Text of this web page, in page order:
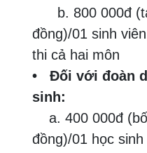
b. 800 000đ
đồng)/01 sinh
thi cả hai môn
• Đối với đoàn
sinh:
a. 400 000đ
đồng)/01 học sinh